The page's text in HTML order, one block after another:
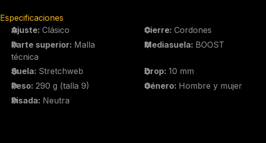
Especificaciones
Ajuste: Clásico Cierre:Cordones
Parte superior: Malla
técnica
Mediasuela: BOOST
Suela: Stretchweb Drop:10 mm
Peso: 290 g (talla 9) Género: Hombre y mujer
Pisada: Neutra